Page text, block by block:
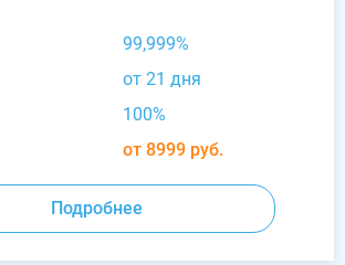
99,999%
от 21 дня
100%
от 8999 руб.
Подробнее